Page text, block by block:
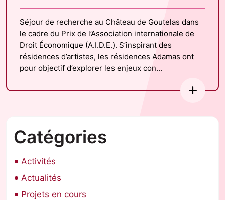
Séjour de recherche au Château de Goutelas dans
le cadre du Prix de l’Association internationale de
Droit Économique (A.I.D.E.). S’inspirant des
résidences d’artistes, les résidences Adamas ont
pour objectif d’explorer les enjeux con...
Catégories
Activités
Actualités
Projets en cours